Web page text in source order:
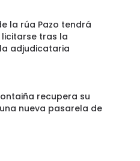
la rúa Pazo tendrá
tras la
adjudicataria
recupera su
nueva pasarela de